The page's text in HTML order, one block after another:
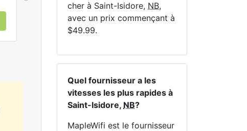
Cliquez ici pour afficher tous les forfaits
Internet MapleWifi.
cher à Saint-Isidore, NB,
avec un prix commençant à
$49.99.
Quel fournisseur a les
vitesses les plus rapides à
Saint-Isidore, NB?
MapleWifi est le fournisseur